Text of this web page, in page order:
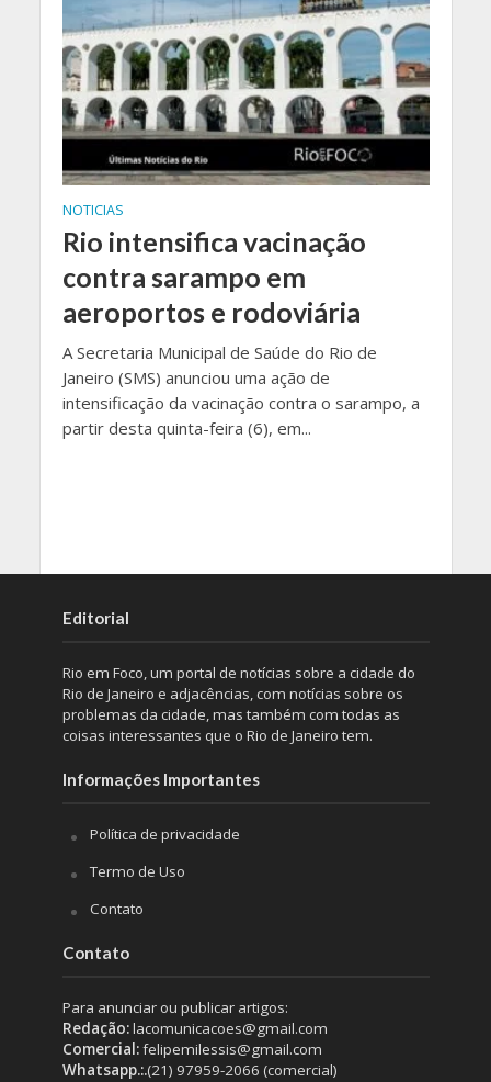
NOTICIAS
Rio intensifica vacinação
contra sarampo em
aeroportos e rodoviária
A Secretaria Municipal de Saúde do Rio de
Janeiro (SMS) anunciou uma ação de
intensificação da vacinação contra o sarampo, a
partir desta quinta-feira (6), em...
Editorial
Rio em Foco, um portal de notícias sobre a cidade do
Rio de Janeiro e adjacências, com notícias sobre os
problemas da cidade, mas também com todas as
coisas interessantes que o Rio de Janeiro tem.
Informações Importantes
Política de privacidade
Termo de Uso
Contato
Contato
Para anunciar ou publicar artigos:
Redação:lacomunicacoes@gmail.com
Comercial:felipemilessis@gmail.com
Whatsapp.:.(21) 97959-2066 (comercial)